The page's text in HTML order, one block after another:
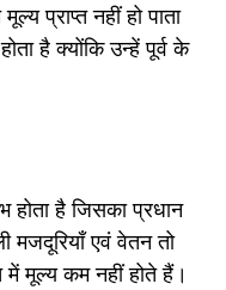
प्राप्त नहीं हो पाता
है क्योंकि उन्हें पूर्व के
है जिसका प्रधान
मजदूरियाँ एवं वेतन तो
में मूल्य कम नहीं होते हैं।